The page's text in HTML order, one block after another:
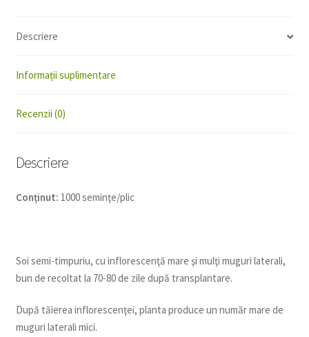
Descriere
Informații suplimentare
Recenzii (0)
Descriere
Conținut: 1000 seminţe/plic
Soi semi-timpuriu, cu inflorescenţă mare şi mulţi muguri laterali,
bun de recoltat la 70-80 de zile după transplantare.
După tăierea inflorescenţei, planta produce un număr mare de
muguri laterali mici.